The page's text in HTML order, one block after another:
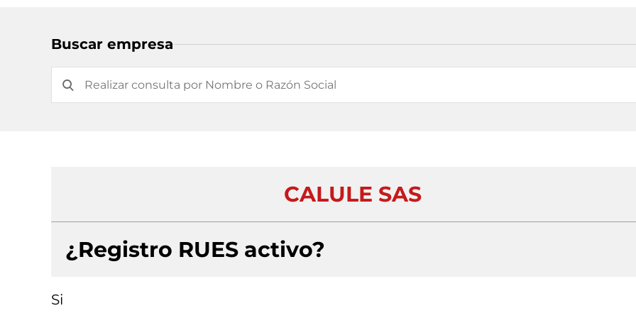
Buscar empresa
CALULE SAS
¿Registro RUES activo?
Si